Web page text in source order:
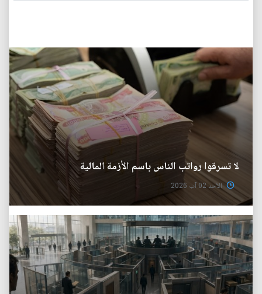
لا تسرقوا رواتب الناس باسم الأزمة المالية
الأحد 02 آب 2026